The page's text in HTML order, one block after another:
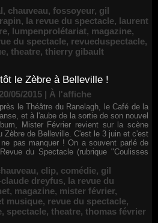
, chauveau, fossoyeur, gil
, la revue du spectacle, laurent
, lumpenprolétariat, magazine,
du spectacle, revueduspectacle,
, theatre, thierry gibault
le Zèbre à Belleville !
05/2015 | À l'affiche
le Théâtre du Ranelagh, le Café de la
et à l'aube de la sortie de son nouvel
Mister Février revient sur la scène
Zèbre de Belleville. C'est le 3 juin et c'est
pas manquer ! On a souvent parlé de
du Spectacle (rubrique "Coulisses
, clip, comédie, gil
claude dreyfus, la revue du
, magazine, mister février,
musique, revue du spectacle,
, spectacle, theatre, thomas février